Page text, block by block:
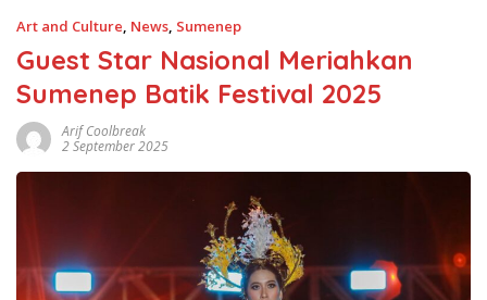
Art and Culture, News, Sumenep
Guest Star Nasional Meriahkan
Sumenep Batik Festival 2025
Arif Coolbreak
2 September 2025